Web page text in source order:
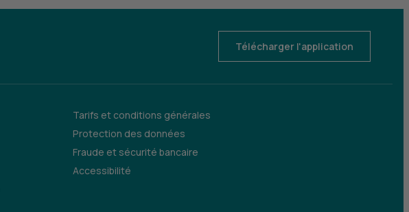
Télécharger l'application
Tarifs et conditions générales
Protection des données
Fraude et sécurité bancaire
Accessibilité